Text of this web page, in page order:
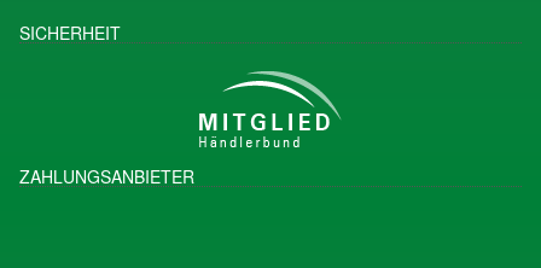
SICHERHEIT
ZAHLUNGSANBIETER